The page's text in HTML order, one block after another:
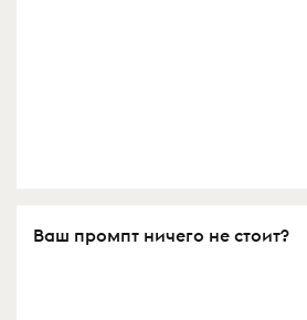
Ваш промпт ничего не стоит?